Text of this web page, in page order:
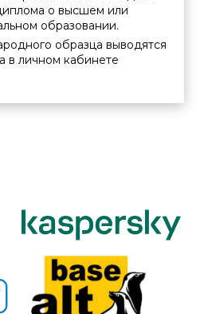
о высшем или
образовании.
образца выводятся
в личном кабинете